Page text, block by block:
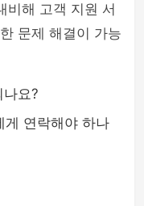
비해 고객 지원 서
문제 해결이 가능
요?
게 연락해야 하나